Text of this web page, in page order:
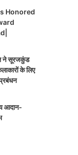
Honored
ने सूरजकुंड
के लिए
आदान-